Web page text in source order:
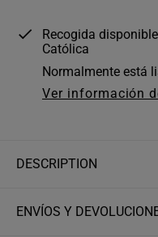
r
Recogida
Católica
Normalmente está
Ver información
DESCRIPTION
ENVÍOS Y